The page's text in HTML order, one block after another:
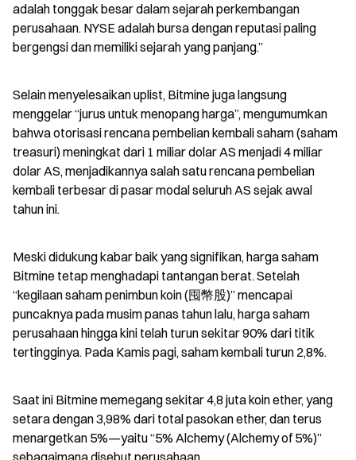
adalah tonggak besar dalam sejarah perkembangan
perusahaan. NYSE adalah bursa dengan reputasi paling
bergengsi dan memiliki sejarah yang panjang.”
Selain menyelesaikan uplist, Bitmine juga langsung
menggelar “jurus untuk menopang harga”, mengumumkan
bahwa otorisasi rencana pembelian kembali saham (saham
treasuri) meningkat dari 1 miliar dolar AS menjadi 4 miliar
dolar AS, menjadikannya salah satu rencana pembelian
kembali terbesar di pasar modal seluruh AS sejak awal
tahun ini.
Meski didukung kabar baik yang signifikan, harga saham
Bitmine tetap menghadapi tantangan berat. Setelah
“kegilaan saham penimbun koin (囤幣股)” mencapai
puncaknya pada musim panas tahun lalu, harga saham
perusahaan hingga kini telah turun sekitar 90% dari titik
tertingginya. Pada Kamis pagi, saham kembali turun 2,8%.
Saat ini Bitmine memegang sekitar 4,8 juta koin ether, yang
setara dengan 3,98% dari total pasokan ether, dan terus
menargetkan 5%—yaitu “5% Alchemy (Alchemy of 5%)”